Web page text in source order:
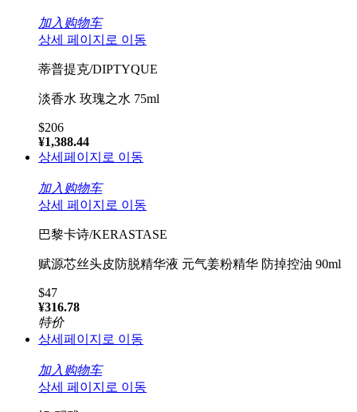
加入购物车
상세 페이지로 이동
蒂普提克/DIPTYQUE
淡香水 玫瑰之水 75ml
$206
¥1,388.44
상세페이지로 이동
加入购物车
상세 페이지로 이동
巴黎卡诗/KERASTASE
赋源芯丝头皮防脱精华液 元气姜粉精华 防掉控油 90ml
$47
¥316.78
特价
상세페이지로 이동
加入购物车
상세 페이지로 이동